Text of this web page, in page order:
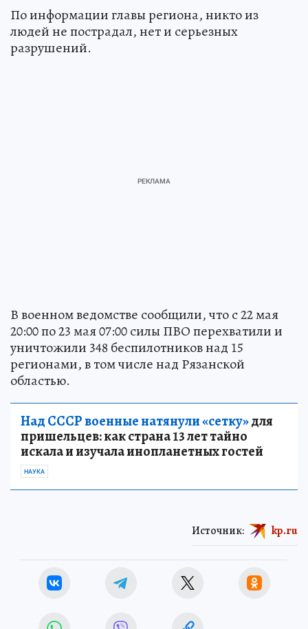
По информации главы региона, никто из
людей не пострадал, нет и серьезных
разрушений.
В военном ведомстве сообщили, что с 22 мая
20:00 по 23 мая 07:00 силы ПВО перехватили и
уничтожили 348 беспилотников над 15
регионами, в том числе над Рязанской
областью.
Над СССР военные натянули «сетку»для
пришельцев: как страна 13 лет тайно
искала и изучала инопланетных гостей
НАУКА
Источник: kp.ru